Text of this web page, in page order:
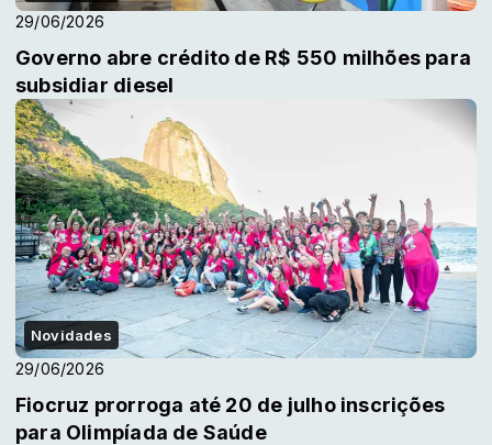
29/06/2026
Governo abre crédito de R$ 550 milhões para
subsidiar diesel
Novidades
29/06/2026
Fiocruz prorroga até 20 de julho inscrições
para Olimpíada de Saúde